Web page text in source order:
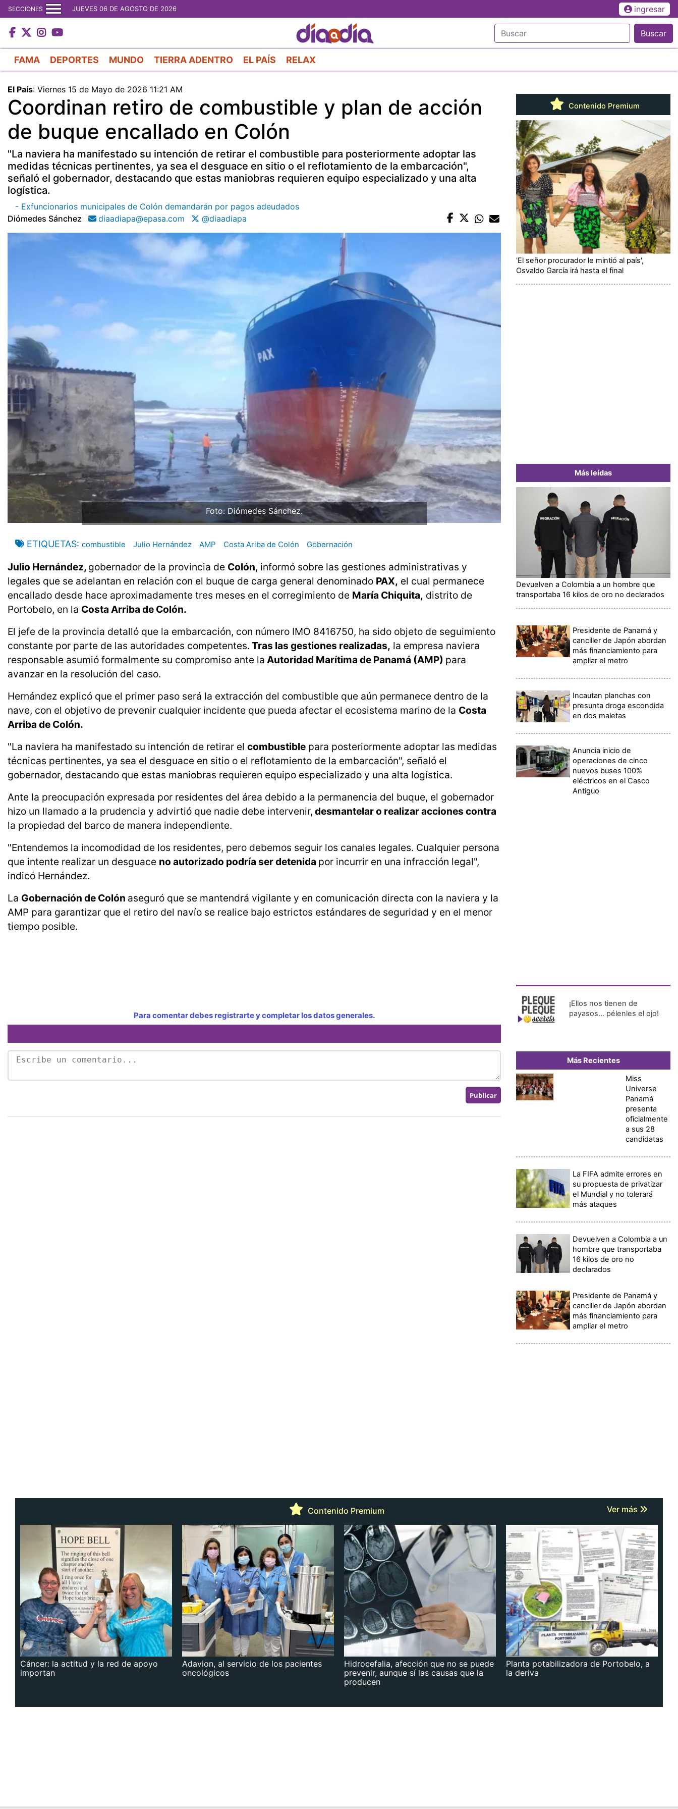
al
contenido
principal
SECCIONES JUEVES 06 DE AGOSTO DE 2026 ingresar
Buscar
FAMA DEPORTES MUNDO TIERRA ADENTRO EL PAÍS RELAX
El País: Viernes 15 de Mayo de 2026 11:21 AM
Coordinan retiro de combustible y plan de acción
de buque encallado en Colón
"La naviera ha manifestado su intención de retirar el combustible para posteriormente adoptar las
medidas técnicas pertinentes, ya sea el desguace en sitio o el reflotamiento de la embarcación",
señaló el gobernador, destacando que estas maniobras requieren equipo especializado y una alta
logística.
- Exfuncionarios municipales de Colón demandarán por pagos adeudados
Diómedes Sánchez
diaadiapa@epasa.com @diaadiapa
Foto: Diómedes Sánchez.
ETIQUETAS combustible Julio Hernández AMP Costa Ariba de Colón Gobernación
Julio Hernández, gobernador de la provincia de Colón, informó sobre las gestiones administrativas y
legales que se adelantan en relación con el buque de carga general denominado PAX, el cual permanece
encallado desde hace aproximadamente tres meses en el corregimiento de María Chiquita, distrito de
Portobelo, en la Costa Arriba de Colón.
El jefe de la provincia detalló que la embarcación, con número IMO 8416750, ha sido objeto de seguimiento
constante por parte de las autoridades competentes. Tras las gestiones realizadas, la empresa naviera
responsable asumió formalmente su compromiso ante la Autoridad Marítima de Panamá (AMP) para
avanzar en la resolución del caso.
Hernández explicó que el primer paso será la extracción del combustible que aún permanece dentro de la
nave, con el objetivo de prevenir cualquier incidente que pueda afectar el ecosistema marino de la Costa
Arriba de Colón.
"La naviera ha manifestado su intención de retirar el combustible para posteriormente adoptar las medidas
técnicas pertinentes, ya sea el desguace en sitio o el reflotamiento de la embarcación", señaló el
gobernador, destacando que estas maniobras requieren equipo especializado y una alta logística.
Ante la preocupación expresada por residentes del área debido a la permanencia del buque, el gobernador
hizo un llamado a la prudencia y advirtió que nadie debe intervenir, desmantelar o realizar acciones contra
la propiedad del barco de manera independiente.
"Entendemos la incomodidad de los residentes, pero debemos seguir los canales legales. Cualquier persona
que intente realizar un desguace no autorizado podría ser detenida por incurrir en una infracción legal",
indicó Hernández.
La Gobernación de Colón aseguró que se mantendrá vigilante y en comunicación directa con la naviera y la
AMP para garantizar que el retiro del navío se realice bajo estrictos estándares de seguridad y en el menor
tiempo posible.
Para comentar debes registrarte y completar los datos generales.
Contenido Premium
'El señor procurador le mintió al país',
Osvaldo García irá hasta el final
Más leídas
Devuelven a Colombia a un hombre que
transportaba 16 kilos de oro no declarados
Presidente de Panamá y
canciller de Japón abordan
más financiamiento para
ampliar el metro
Incautan planchas con
presunta droga escondida
en dos maletas
Anuncia inicio de
operaciones de cinco
nuevos buses 100%
eléctricos en el Casco
Antiguo
¡Ellos nos tienen de
payasos… pélenles el ojo!
Más Recientes
Miss
Universe
Panamá
presenta
oficialmente
a sus 28
candidatas
La FIFA admite errores en
su propuesta de privatizar
el Mundial y no tolerará
más ataques
Devuelven a Colombia a un
hombre que transportaba
16 kilos de oro no
declarados
Presidente de Panamá y
canciller de Japón abordan
más financiamiento para
ampliar el metro
Contenido Premium Ver más
Cáncer: la actitud y la red de apoyo
importan
Adavion, al servicio de los pacientes
oncológicos
Hidrocefalia, afección que no se puede
prevenir, aunque sí las causas que la
producen
Planta potabilizadora de Portobelo, a
la deriva